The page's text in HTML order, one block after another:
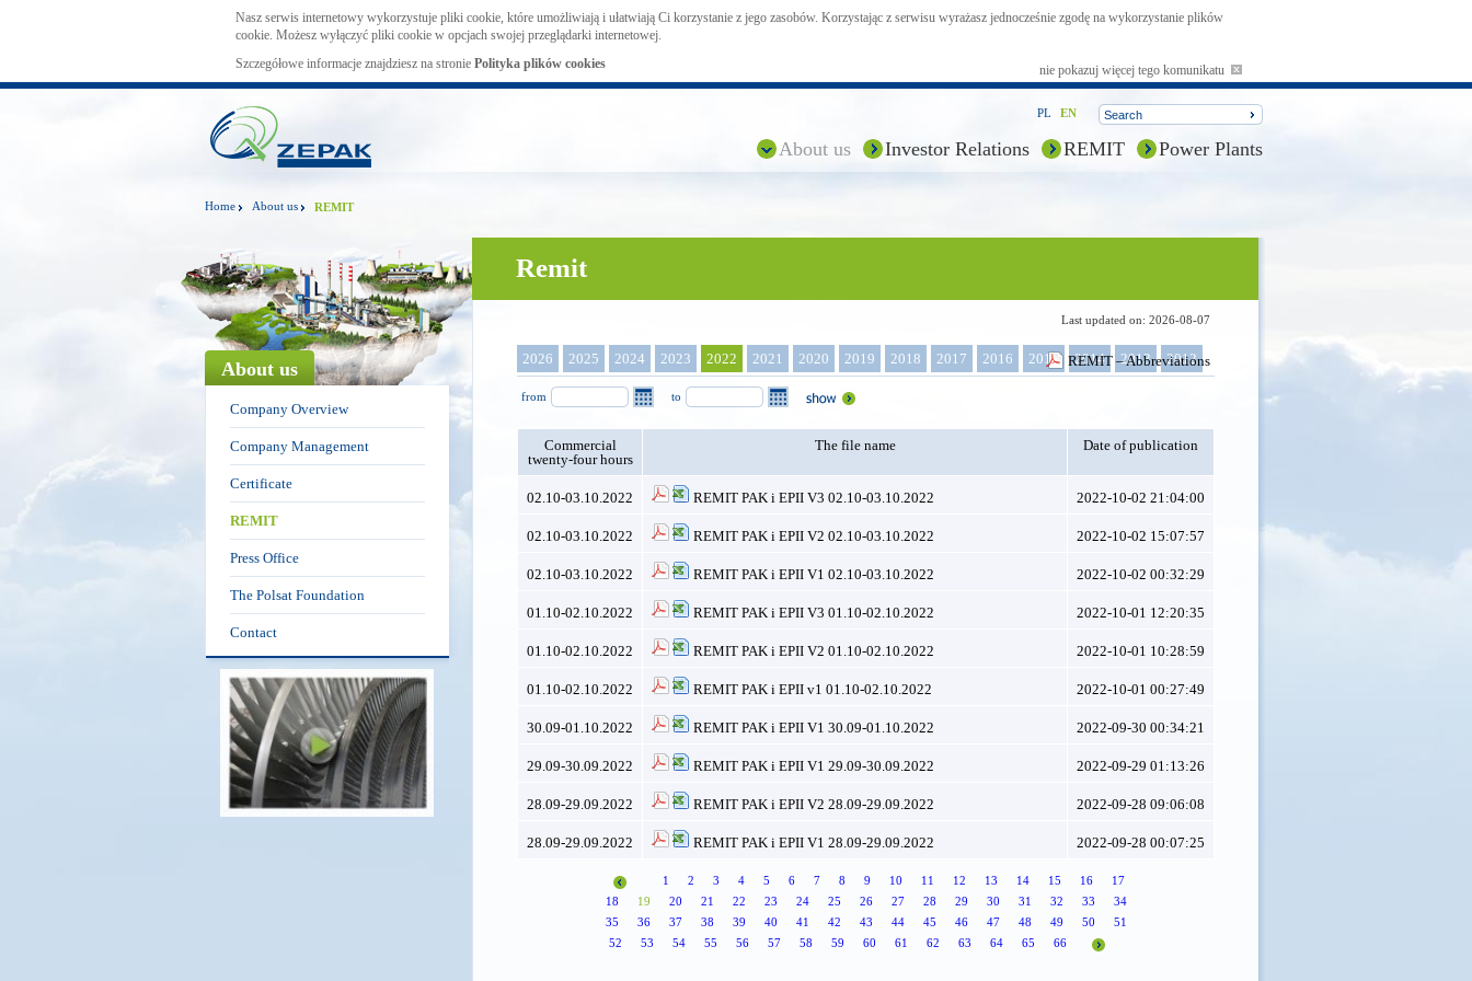
Nasz serwis internetowy wykorzystuje pliki cookie, które umożliwiają i ułatwiają Ci korzystanie z jego zasobów. Korzystając z serwisu wyrażasz jednocześnie zgodę na wykorzystanie plików
cookie. Możesz wyłączyć pliki cookie w opcjach swojej przeglądarki internetowej.
Szczegółowe informacje znajdziesz na stronie Polityka plików cookies nie pokazuj więcej tego komunikatu
PL EN
About us Investor Relations REMIT Power Plants
Home About us REMIT
About us
Company Overview
Company Management
Certificate
REMIT
Press Office
The Polsat Foundation
Contact
Last updated on: 2026-08-07
Remit
2026 2025 2024 2023 2022 2021 2020 2019 2018 2017 2016 2015 2014 2013 2012
from to
REMIT – Abbreviations
Commercial
twenty-four hours
The file name Date of publication
02.10-03.10.2022 REMIT PAK i EPII V3 02.10-03.10.2022 2022-10-02 21:04:00
02.10-03.10.2022 REMIT PAK i EPII V2 02.10-03.10.2022 2022-10-02 15:07:57
02.10-03.10.2022 REMIT PAK i EPII V1 02.10-03.10.2022 2022-10-02 00:32:29
01.10-02.10.2022 REMIT PAK i EPII V3 01.10-02.10.2022 2022-10-01 12:20:35
01.10-02.10.2022 REMIT PAK i EPII V2 01.10-02.10.2022 2022-10-01 10:28:59
01.10-02.10.2022 REMIT PAK i EPII v1 01.10-02.10.2022 2022-10-01 00:27:49
30.09-01.10.2022 REMIT PAK i EPII V1 30.09-01.10.2022 2022-09-30 00:34:21
29.09-30.09.2022 REMIT PAK i EPII V1 29.09-30.09.2022 2022-09-29 01:13:26
28.09-29.09.2022 REMIT PAK i EPII V2 28.09-29.09.2022 2022-09-28 09:06:08
28.09-29.09.2022 REMIT PAK i EPII V1 28.09-29.09.2022 2022-09-28 00:07:25
1 2 3 4 5 6 7 8 9 10 11 12 13 14 15 16
17
18
19 20 21 22 23 24 25 26 27 28 29 30 31 32 33
34
35
36 37 38 39 40 41 42 43 44 45 46 47 48 49 50
51
52
53 54 55 56 57 58 59 60 61 62 63 64 65 66